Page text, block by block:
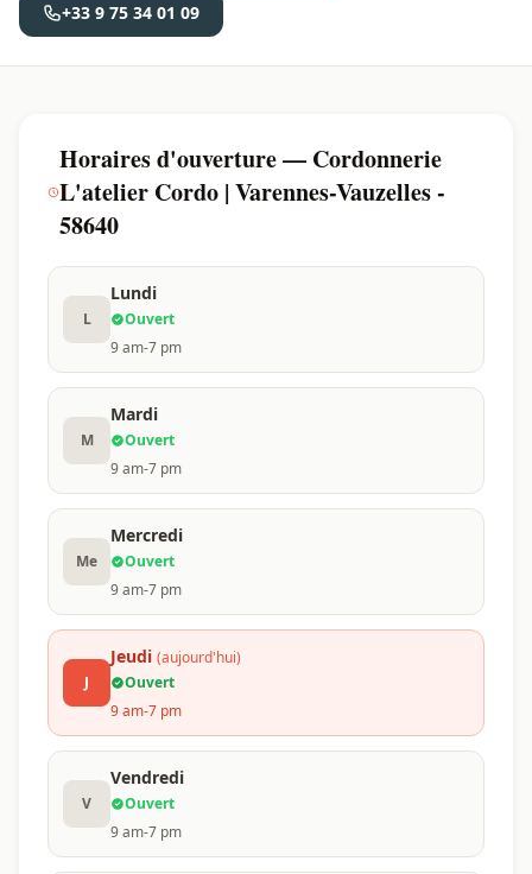
+33 9 75 34 01 09
Horaires d'ouverture — Cordonnerie
L'atelier Cordo | Varennes-Vauzelles -
58640
L
Lundi
Ouvert
9 am-7 pm
M
Mardi
Ouvert
9 am-7 pm
Me
Mercredi
Ouvert
9 am-7 pm
J
Jeudi (aujourd'hui)
Ouvert
9 am-7 pm
V
Vendredi
Ouvert
9 am-7 pm